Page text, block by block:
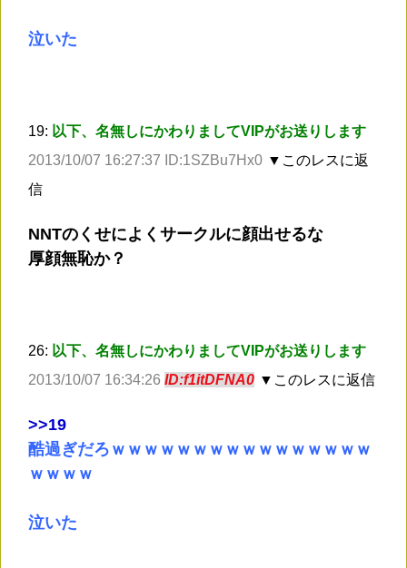
泣いた
19: 以下、名無しにかわりましてVIPがお送りします
2013/10/07 16:27:37 ID:1SZBu7Hx0 ▼このレスに返
信
NNTのくせによくサークルに顔出せるな
厚顔無恥か？
26: 以下、名無しにかわりましてVIPがお送りします
2013/10/07 16:34:26 ID:f1itDFNA0 ▼このレスに返信
>>19
酷過ぎだろｗｗｗｗｗｗｗｗｗｗｗｗｗｗｗｗ
ｗｗｗｗ
泣いた